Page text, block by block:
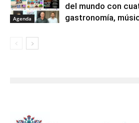
Agenda
del mundo con
gastronomía,